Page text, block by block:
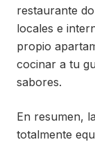
restaurante
locales e
propio
cocinar a tu
sabores.
En resumen,
totalmente